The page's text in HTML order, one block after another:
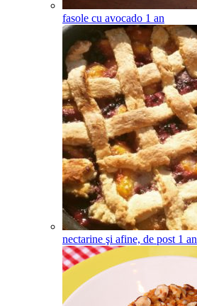
fasole cu avocado 1 an
nectarine şi afine, de post 1 an